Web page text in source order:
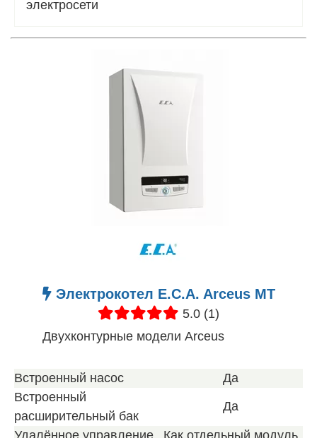
электросети
Электрокотел E.C.A. Arceus MT
5.0 (1)
Двухконтурные модели Arceus
Встроенный насос
Да
Встроенный
расширительный бак
Да
Удалённое управление Как отдельный модуль